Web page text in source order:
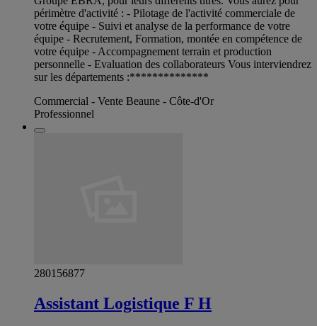
périmètre d'activité : - Pilotage de l'activité commerciale de
votre équipe - Suivi et analyse de la performance de votre
équipe - Recrutement, Formation, montée en compétence de
votre équipe - Accompagnement terrain et production
personnelle - Evaluation des collaborateurs Vous interviendrez
sur les départements :**************
Commercial - Vente Beaune - Côte-d'Or
Professionnel
280156877
Assistant Logistique F H